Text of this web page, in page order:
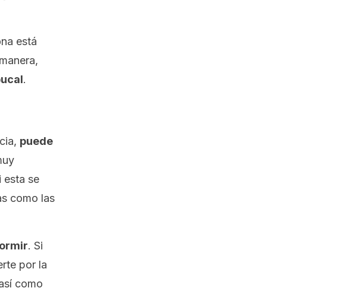
está
.
puede
esta se
como las
. Si
por la
como